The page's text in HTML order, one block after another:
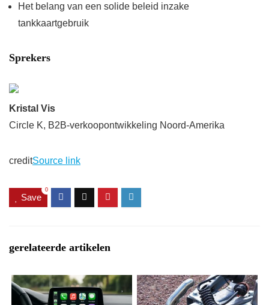
Het belang van een solide beleid inzake
tankkaartgebruik
Sprekers
Kristal Vis
Circle K, B2B-verkoopontwikkeling Noord-Amerika
creditSource link
Save
0
gerelateerde artikelen